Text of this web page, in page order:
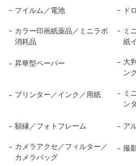
フイルム／電池 ド
カラー印画紙薬品／ミニラボ
消耗品
ミ
紙
昇華型ペーパー
大
ンク
プリンター／インク／用紙
ミ
ン
額縁／フォトフレーム ア
カメラアクセ／フィルター／
カメラバッグ
撮